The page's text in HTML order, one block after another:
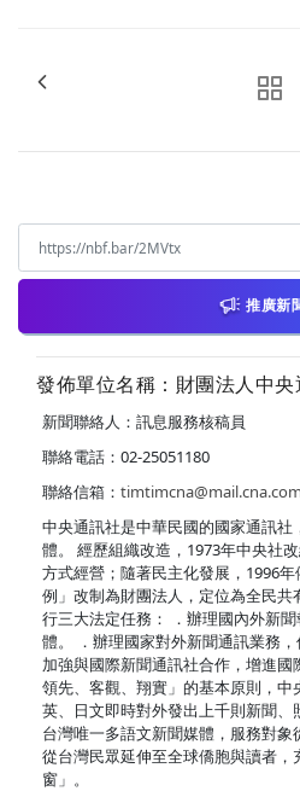
推廣新
發佈單位名稱：財團法人中
新聞聯絡人：訊息服務核稿員
聯絡電話：02-25051180
聯絡信箱：
中央通訊社是中華民國的國家通訊
體。 經歷組織改造，1973年中央社
方式經營；隨著民主化發展，1996
例」改制為財團法人，定位為全民
行三大法定任務： ．辦理國內外新
體。 ．辦理國家對外新聞通訊業務
加強與國際新聞通訊社合作，增進國
領先、客觀、翔實」的基本原則，中
英、日文即時對外發出上千則新聞
台灣唯一多語文新聞媒體，服務對象
從台灣民眾延伸至全球僑胞與讀者，
窗」。